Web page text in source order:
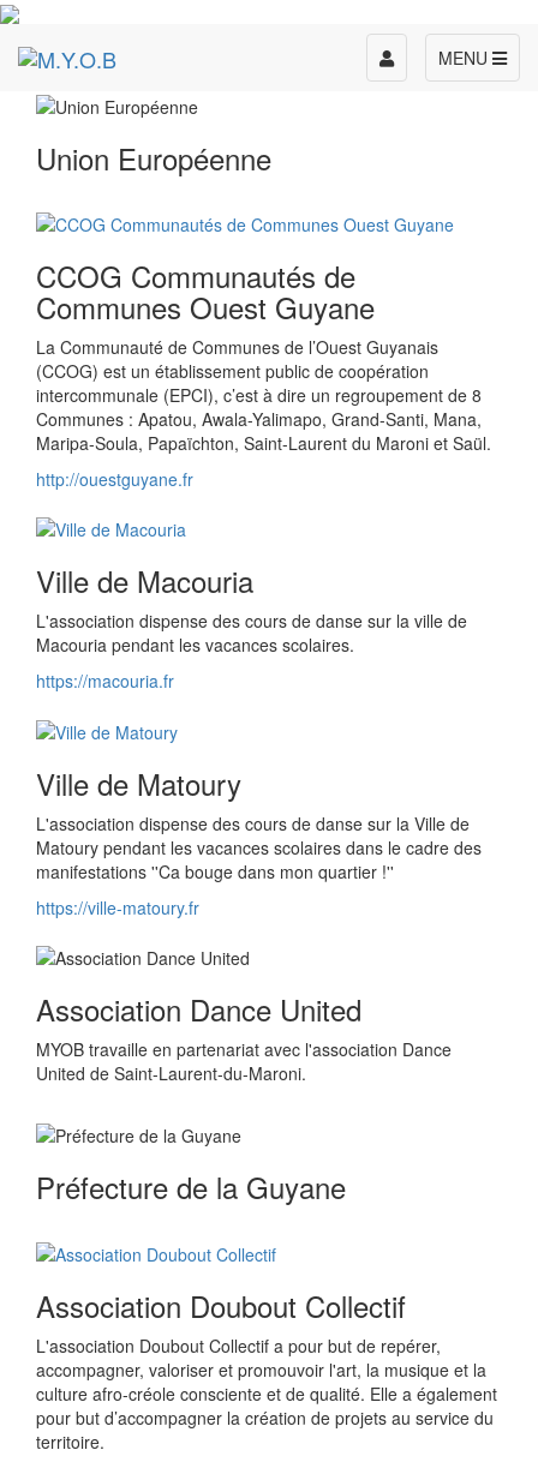
MENU
Toggle
navigation
Union Européenne
CCOG Communautés de
Communes Ouest Guyane
La Communauté de Communes de l’Ouest Guyanais
(CCOG) est un établissement public de coopération
intercommunale (EPCI), c’est à dire un regroupement de 8
Communes : Apatou, Awala-Yalimapo, Grand-Santi, Mana,
Maripa-Soula, Papaïchton, Saint-Laurent du Maroni et Saül.
http://ouestguyane.fr
Ville de Macouria
L'association dispense des cours de danse sur la ville de
Macouria pendant les vacances scolaires.
https://macouria.fr
Ville de Matoury
L'association dispense des cours de danse sur la Ville de
Matoury pendant les vacances scolaires dans le cadre des
manifestations ''Ca bouge dans mon quartier !''
https://ville-matoury.fr
Association Dance United
MYOB travaille en partenariat avec l'association Dance
United de Saint-Laurent-du-Maroni.
Préfecture de la Guyane
Association Doubout Collectif
L'association Doubout Collectif a pour but de repérer,
accompagner, valoriser et promouvoir l'art, la musique et la
culture afro-créole consciente et de qualité. Elle a également
pour but d’accompagner la création de projets au service du
territoire.